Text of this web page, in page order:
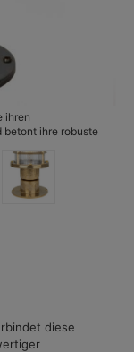
ihren
ihre robuste
diese